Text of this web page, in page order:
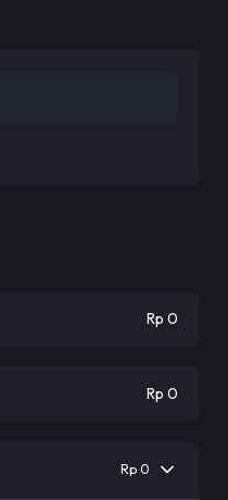
Rp 0
Rp 0
Rp 0